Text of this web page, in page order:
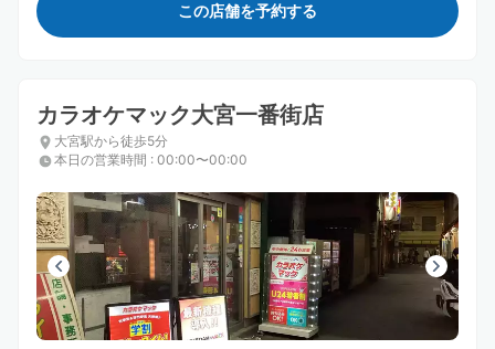
この店舗を予約する
カラオケマック大宮一番街店
大宮駅から徒歩5分
本日の営業時間 : 00:00〜00:00